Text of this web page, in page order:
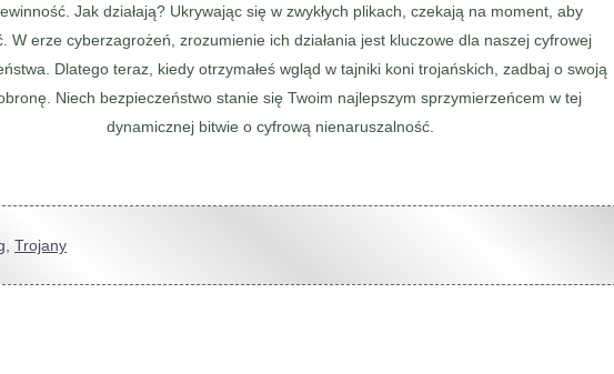
Jak działają? Ukrywając się w zwykłych plikach, czekają na moment, aby
W erze cyberzagrożeń, zrozumienie ich działania jest kluczowe dla naszej cyfrowej
Dlatego teraz, kiedy otrzymałeś wgląd w tajniki koni trojańskich, zadbaj o swoją
Niech bezpieczeństwo stanie się Twoim najlepszym sprzymierzeńcem w tej
dynamicznej bitwie o cyfrową nienaruszalność.
Trojany